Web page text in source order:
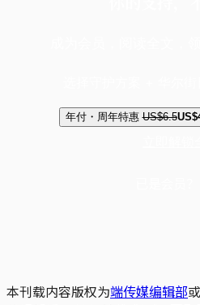
年付・周年特惠 US$6.5
本刊载内容版权为端传媒编辑部